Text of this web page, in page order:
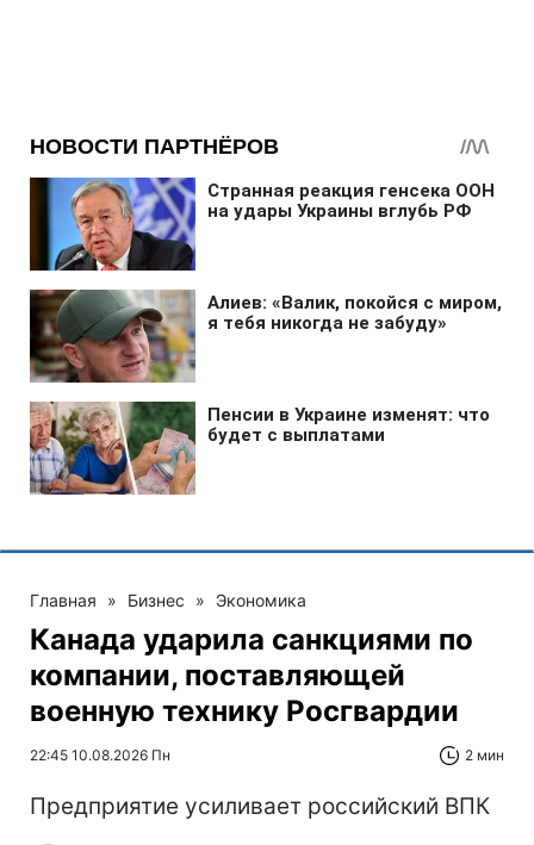
Главная » Бизнес » Экономика
Канада ударила санкциями по
компании, поставляющей
военную технику Росгвардии
22:45 10.08.2026 Пн 2 мин
Предприятие усиливает российский ВПК